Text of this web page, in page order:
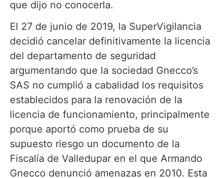
SAS no cumplió a cabalidad los requisitos
establecidos para la renovación de la
licencia de funcionamiento, principalmente
porque aportó como prueba de su
supuesto riesgo un documento de la
Fiscalía de Valledupar en el que Armando
Gnecco denunció amenazas en 2010. Esta
situación demostró, según la resolución,
que para esa fecha ya habían cesado las
amenazas o no las reportaron a la
Superintendencia. Igualmente, porque
registraron en el sistema cinco escoltas